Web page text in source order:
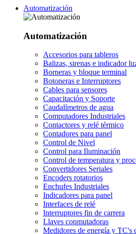
Automatización
Automatización
Accesorios para tableros
Balizas, sirenas e indicador
Borneras y bloque terminal
Botoneras e Interruptores
Cables para sensores
Capacitación y Soporte
Caudalímetros de agua
Computadores Industriales
Contactores y relé térmico
Contadores para panel
Control de Nivel
Control para Iluminación
Control de temperatura y
Convertidores Seriales
Encoders rotatorios
Enchufes Industriales
Indicadores para panel
Interfaces de relé
Interruptores fin de carrera
Llaves conmutadoras
Medidores de energía y TC's